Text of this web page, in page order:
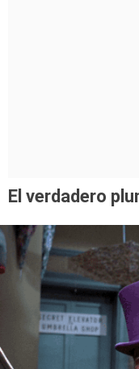
El verdadero